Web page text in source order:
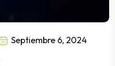
Septiembre 6, 2024